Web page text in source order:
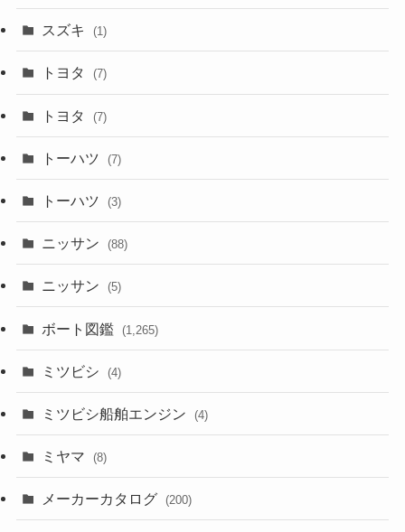
スズキ (1)
トヨタ (7)
トヨタ (7)
トーハツ (7)
トーハツ (3)
ニッサン (88)
ニッサン (5)
ボート図鑑 (1,265)
ミツビシ (4)
ミツビシ船舶エンジン (4)
ミヤマ (8)
メーカーカタログ (200)